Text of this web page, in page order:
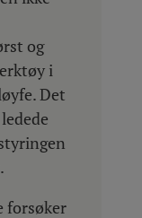
og
i
Det
forsøker